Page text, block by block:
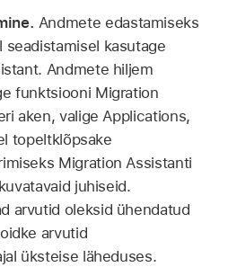
Andmete edastamiseks
seadistamisel kasutage
Andmete hiljem
funktsiooni Migration
aken, valige Applications,
topeltklõpsake
Migration Assistanti
juhiseid.
arvutid oleksid ühendatud
arvutid
üksteise läheduses.